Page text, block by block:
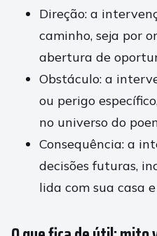
Direção: a
caminho, seja por
abertura de
Obstáculo: a
ou perigo
no universo do
Consequência: a
decisões futuras,
lida com sua casa